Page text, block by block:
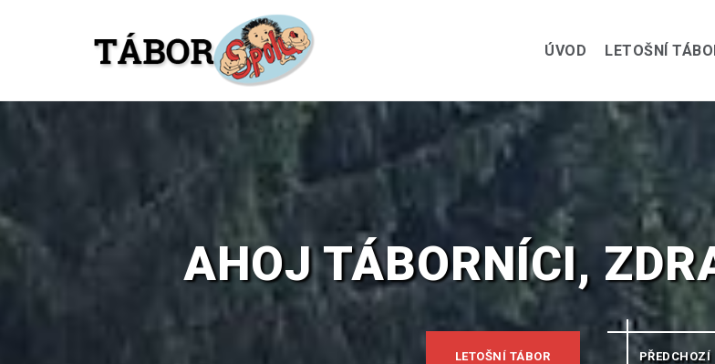
ÚVOD LETOŠNÍ
AHOJ TÁBORNÍCI,
LETOŠNÍ TÁBOR PŘEDCHOZÍ